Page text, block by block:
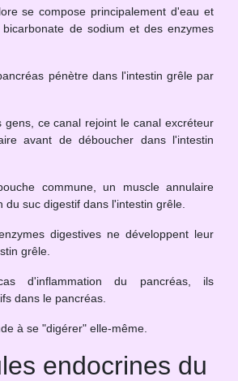
se compose principalement d'eau et
de sodium et des enzymes
pénètre dans l'intestin grêle par
gens, ce canal rejoint le canal excréteur
avant de déboucher dans l'intestin
commune, un muscle annulaire
du suc digestif dans l'intestin grêle.
digestives ne développent leur
grêle.
d'inflammation du pancréas, ils
dans le pancréas.
à se "digérer" elle-même.
endocrines du